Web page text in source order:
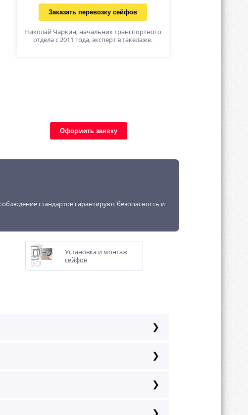
Заказать перевозку сейфов
Николай Чаркин, начальник транспортного
отдела с 2011 года, эксперт в такелаже.
Оформить заявку
стандартов гарантируют безопасность и
Установка и монтаж
сейфов